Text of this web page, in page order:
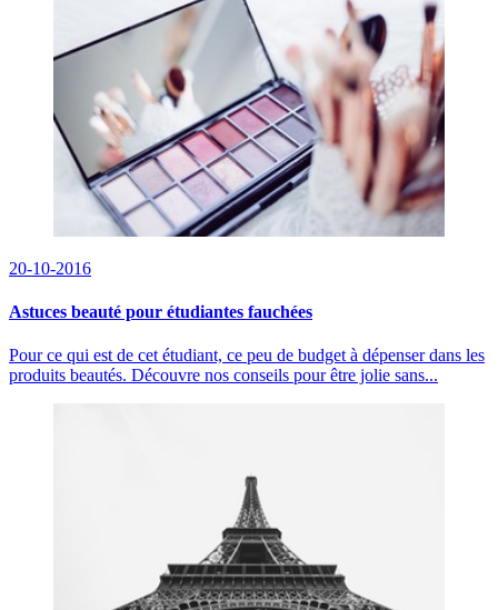
20-10-2016
Astuces beauté pour étudiantes fauchées
Pour ce qui est de cet étudiant, ce peu de budget à dépenser dans les
produits beautés. Découvre nos conseils pour être jolie sans...